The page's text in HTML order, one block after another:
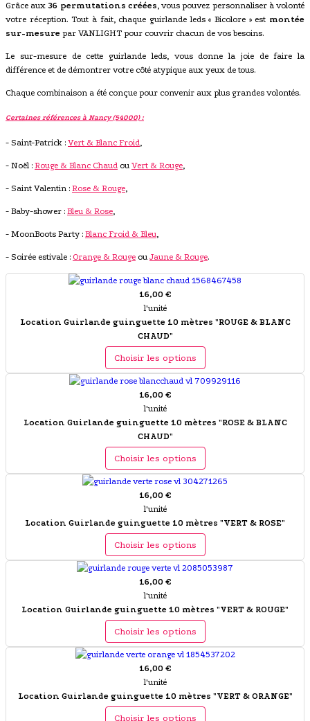
Grâce aux 36 permutations créées, vous pouvez personnaliser à volonté
votre réception. Tout à fait, chaque guirlande leds « Bicolore » est montée
sur-mesure par VANLIGHT pour couvrir chacun de vos besoins.
Le sur-mesure de cette guirlande leds, vous donne la joie de faire la
différence et de démontrer votre côté atypique aux yeux de tous.
Chaque combinaison a été conçue pour convenir aux plus grandes volontés.
Certaines références à Nancy (54000) :
- Saint-Patrick : Vert & Blanc Froid,
- Noël : Rouge & Blanc Chaud ou Vert & Rouge,
- Saint Valentin : Rose & Rouge,
- Baby-shower : Bleu & Rose,
- MoonBoots Party : Blanc Froid & Bleu,
- Soirée estivale : Orange & Rouge ou Jaune & Rouge.
16,00 €
l'unité
Location Guirlande guinguette 10 mètres "ROUGE & BLANC
CHAUD"
Choisir les options
16,00 €
l'unité
Location Guirlande guinguette 10 mètres "ROSE & BLANC
CHAUD"
Choisir les options
16,00 €
l'unité
Location Guirlande guinguette 10 mètres "VERT & ROSE"
Choisir les options
16,00 €
l'unité
Location Guirlande guinguette 10 mètres "VERT & ROUGE"
Choisir les options
16,00 €
l'unité
Location Guirlande guinguette 10 mètres "VERT & ORANGE"
Choisir les options